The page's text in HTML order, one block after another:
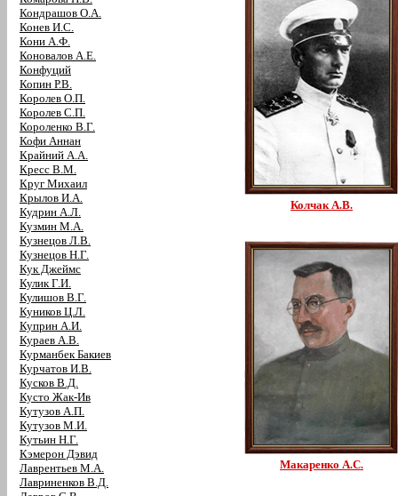
Кондрашов О.А.
Конев И.С.
Кони А.Ф.
Коновалов А.Е.
Конфуций
Копин Р.В.
Королев О.П.
Королев С.П.
Короленко В.Г.
Кофи Аннан
Крайний А.А.
Кресс В.М.
Круг Михаил
Крылов И.А.
Кудрин А.Л.
Кузмин М.А.
Кузнецов Л.В.
Кузнецов Н.Г.
Кук Джеймс
Кулик Г.И.
Кулишов В.Г.
Куников Ц.Л.
Куприн А.И.
Кураев А.В.
Курманбек Бакиев
Курчатов И.В.
Кусков В.Д.
Кусто Жак-Ив
Кутузов А.П.
Кутузов М.И.
Кутьин Н.Г.
Кэмерон Дэвид
Лаврентьев М.А.
Лавриненков В.Д.
Колчак А.В.
Макаренко А.С.